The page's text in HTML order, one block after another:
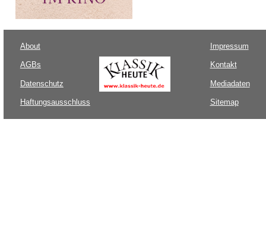
About
AGBs
Datenschutz
Haftungsausschluss
Impressum
Kontakt
Mediadaten
Sitemap